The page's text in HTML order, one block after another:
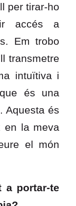
per tirar-ho
accés a
Em trobo
transmetre
intuïtiva i
és una
Aquesta és
en la meva
el món
a portar-te